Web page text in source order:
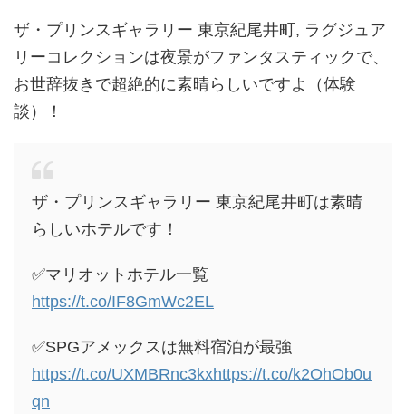
ザ・プリンスギャラリー 東京紀尾井町, ラグジュア
リーコレクションは夜景がファンタスティックで、
お世辞抜きで超絶的に素晴らしいですよ（体験
談）！
ザ・プリンスギャラリー 東京紀尾井町は素晴
らしいホテルです！
✅マリオットホテル一覧
https://t.co/IF8GmWc2EL
✅SPGアメックスは無料宿泊が最強
https://t.co/UXMBRnc3kxhttps://t.co/k2OhOb0u
qn